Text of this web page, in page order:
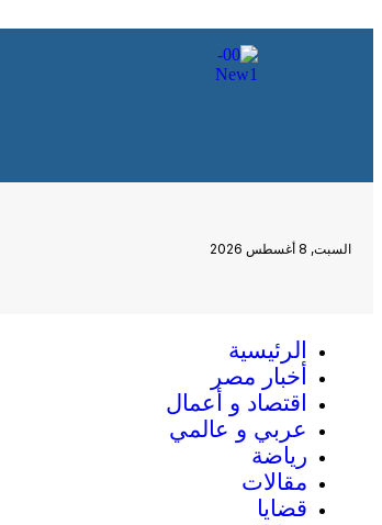
السبت, 8 أغسطس 2026
الرئيسية
أخبار مصر
اقتصاد و أعمال
عربي و عالمي
رياضة
مقالات
قضايا